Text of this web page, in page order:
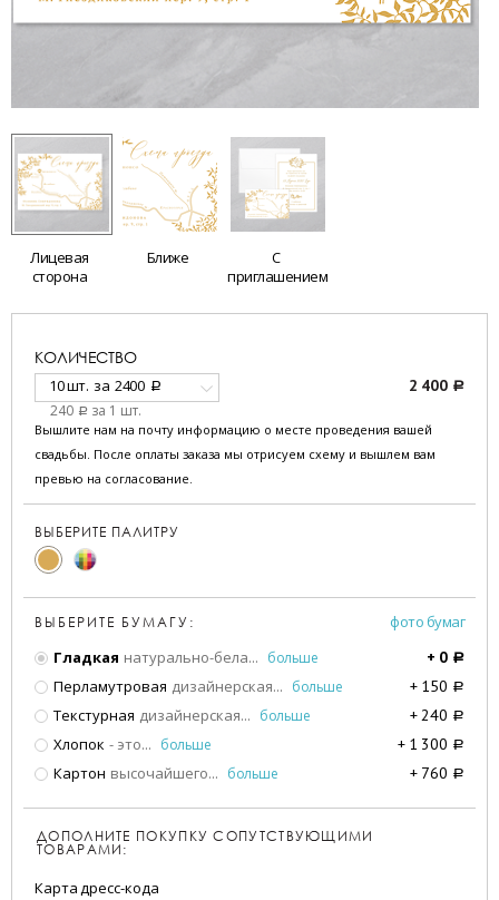
Лицевая
сторона
Ближе
С
приглашением
КОЛИЧЕСТВО
10 шт. за 2400 a
240 a за 1 шт.
2 400 a
Вышлите нам на почту информацию о месте проведения вашей
свадьбы. После оплаты заказа мы отрисуем схему и вышлем вам
превью на согласование.
ВЫБЕРИТЕ ПАЛИТРУ
ВЫБЕРИТЕ БУМАГУ:
фото бумаг
Гладкая натурально-бела... больше + 0 a
Перламутровая дизайнерская... больше + 150 a
Текстурная дизайнерская... больше + 240 a
Хлопок - это... больше + 1 300 a
Картон высочайшего... больше + 760 a
ДОПОЛНИТЕ ПОКУПКУ СОПУТСТВУЮЩИМИ
ТОВАРАМИ:
Карта дресс-кода